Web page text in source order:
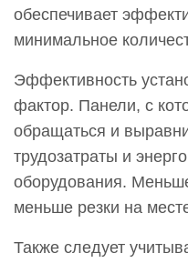
обеспечивает
минимальное
Эффективность
фактор. Панели, с
обращаться и
трудозатраты и
оборудования.
меньше резки на
Также следует